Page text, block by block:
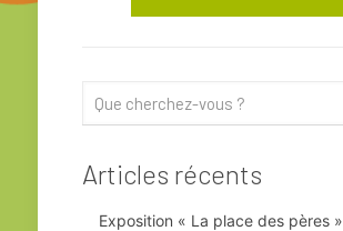
Articles récents
Exposition « La place des pères »